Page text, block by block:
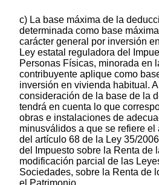
c) La base máxima de la
determinada como base
carácter general por inversión
Ley estatal reguladora del
Personas Físicas, minorada en
contribuyente aplique como
inversión en vivienda habitual.
consideración de la base de la
tendrá en cuenta lo que
obras e instalaciones de
minusválidos a que se refiere el
del artículo 68 de la Ley 35/
del Impuesto sobre la Renta de
modificación parcial de las
Sociedades, sobre la Renta de
el Patrimonio.